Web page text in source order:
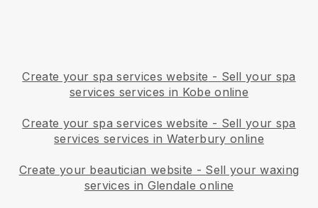
Create your spa services website - Sell your spa
services services in Kobe online
Create your spa services website - Sell your spa
services services in Waterbury online
Create your beautician website - Sell your waxing
services in Glendale online